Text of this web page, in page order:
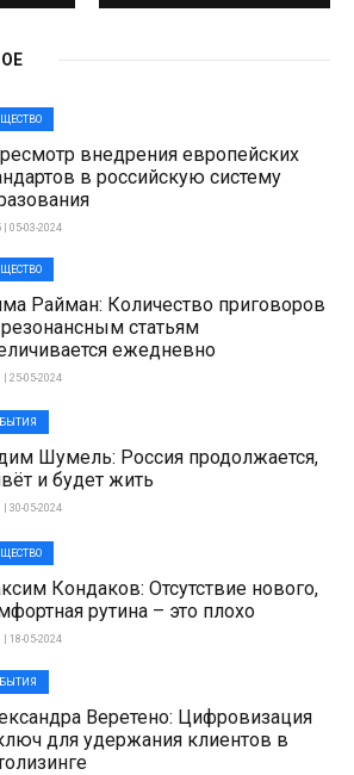
внедрения европейских
в российскую систему
| 05-03-2024
Райман: Количество приговоров
статьям
ежедневно
| 25-05-2024
Шумель: Россия продолжается,
и будет жить
| 30-05-2024
Кондаков: Отсутствие нового,
рутина – это плохо
| 18-05-2024
Веретено: Цифровизация
для удержания клиентов в